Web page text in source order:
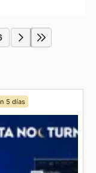
5 días